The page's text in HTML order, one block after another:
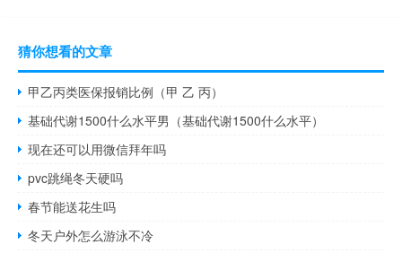
猜你想看的文章
甲乙丙类医保报销比例（甲 乙 丙）
基础代谢1500什么水平男（基础代谢1500什么水平）
现在还可以用微信拜年吗
pvc跳绳冬天硬吗
春节能送花生吗
冬天户外怎么游泳不冷